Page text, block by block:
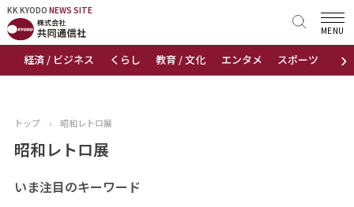
KK KYODO NEWS SITE
›
経済 / ビジネス くらし 教育 / 文化 エンタメ スポーツ 地域
MENU
KK KYODONEWS SITE
トップページ
ニュース
おすすめコンテンツ
トップ › 昭和レトロ展
昭和レトロ展
いま注目のキーワード